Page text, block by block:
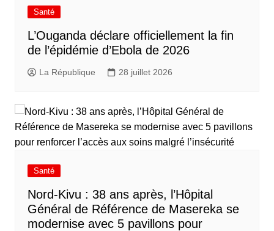
Santé
L’Ouganda déclare officiellement la fin
de l’épidémie d’Ebola de 2026
La République 28 juillet 2026
Santé
Nord-Kivu : 38 ans après, l’Hôpital
Général de Référence de Masereka se
modernise avec 5 pavillons pour